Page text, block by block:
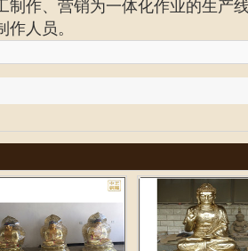
制作、营销为一体化作业的生产
人员。